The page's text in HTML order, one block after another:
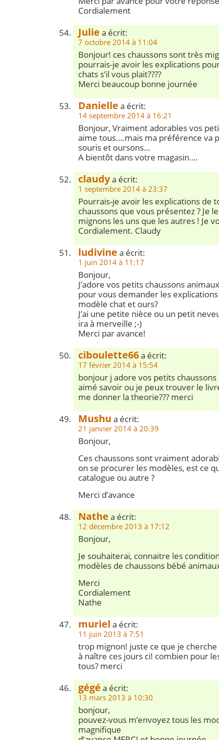
Cordialement
Julie a écrit:
7 octobre 2014 à 11:04
Bonjour! ces chaussons sont très
pourrais-je avoir les explications
chats s’il vous plait????
Merci beaucoup bonne journée
Danielle a écrit:
14 septembre 2014 à 16:21
Bonjour, Vraiment adorables vos
aime tous….mais ma préférence va
souris et oursons…
A bientôt dans votre magasin….
claudya écrit:
1 septembre 2014 à 23:37
Pourrais-je avoir les explications de
chaussons que vous présentez ? Je
mignons les uns que les autres ! Je
Cordialement. Claudy
ludivine a écrit:
1 juin 2014 à 11:17
Bonjour,
J’adore vos petits chaussons
pour vous demander les
modèle chat et ours?
J’ai une petite nièce ou un petit
ira à merveille ;-)
Merci par avance!
ciboulette66a écrit:
17 février 2014 à 15:54
bonjour j adore vos petits
aimé savoir ou je peux trouver le
me donner la theorie??? merci
Mushu a écrit:
21 janvier 2014 à 20:39
Bonjour,
Ces chaussons sont vraiment
on se procurer les modèles, est ce
catalogue ou autre ?
Merci d’avance
Nathe a écrit:
12 décembre 2013 à 17:12
Bonjour,
Je souhaiterai, connaitre les
modèles de chaussons bébé
Merci
Cordialement
Nathe
muriel a écrit:
11 juin 2013 à 7:51
trop mignon! juste ce que je
à naître ces jours ci! combien pour
tous? merci
gégé a écrit:
13 mars 2013 à 10:30
bonjour,
pouvez-vous m’envoyez tous les
magnifique